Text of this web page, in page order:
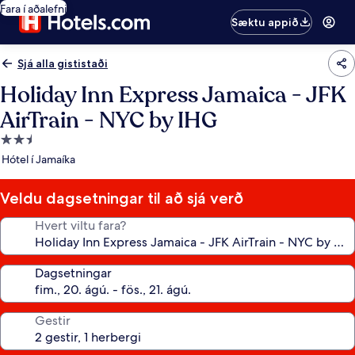
Fara í aðalefni
Sæktu appið
Sjá alla gististaði
Holiday Inn Express Jamaica - JFK
AirTrain - NYC by IHG
2.5
stjörnu
Hótel í Jamaíka
Veldu dagsetningar til að sjá verð
Hvert viltu fara?
Dagsetningar
Gestir